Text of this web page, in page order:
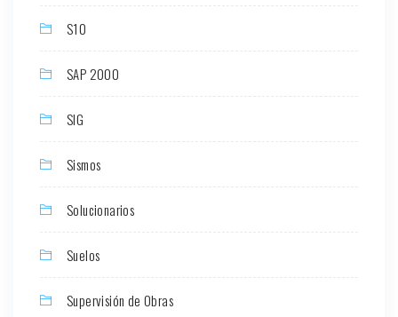
S10
SAP 2000
SIG
Sismos
Solucionarios
Suelos
Supervisión de Obras